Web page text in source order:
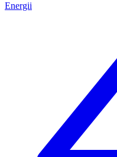
Energii